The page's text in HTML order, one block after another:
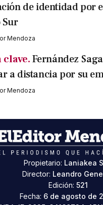
de identidad por
Sur
Mendoza
clave.Fernández
a distancia por su
Mendoza
Propietario: Laniakea
Director: Leandro
Edición: 521
Fecha: 6 de agosto de